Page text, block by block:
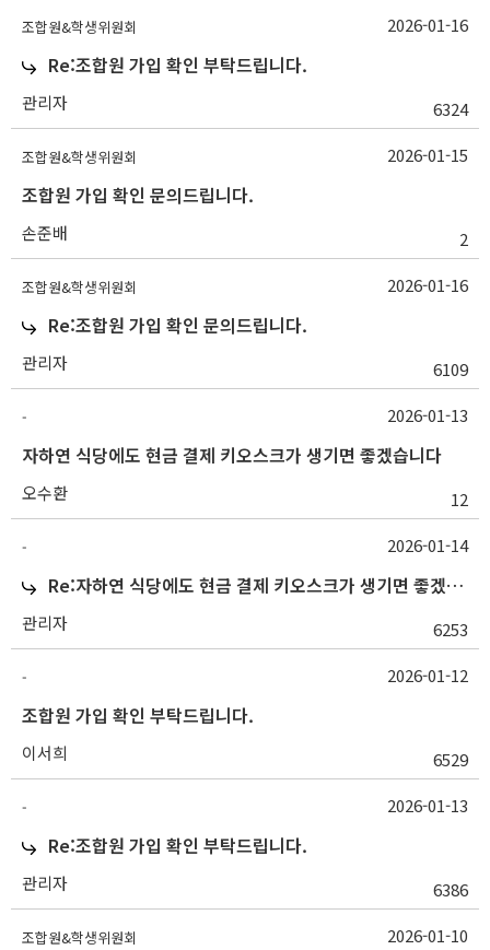
조합원&학생위원회
Re:조합원 가입 확인 부탁드립니다.
관리자 6324
2026-01-16
조합원&학생위원회
조합원 가입 확인 문의드립니다.
손준배 2
2026-01-15
조합원&학생위원회
Re:조합원 가입 확인 문의드립니다.
관리자 6109
2026-01-16
-
자하연 식당에도 현금 결제 키오스크가 생기면 좋겠습니다
오수환 12
2026-01-13
-
Re:자하연 식당에도 현금 결제 키오스크가 생기면 좋겠습니다
관리자 6253
2026-01-14
-
조합원 가입 확인 부탁드립니다.
이서희 6529
2026-01-12
-
Re:조합원 가입 확인 부탁드립니다.
관리자 6386
2026-01-13
조합원&학생위원회 2026-01-10